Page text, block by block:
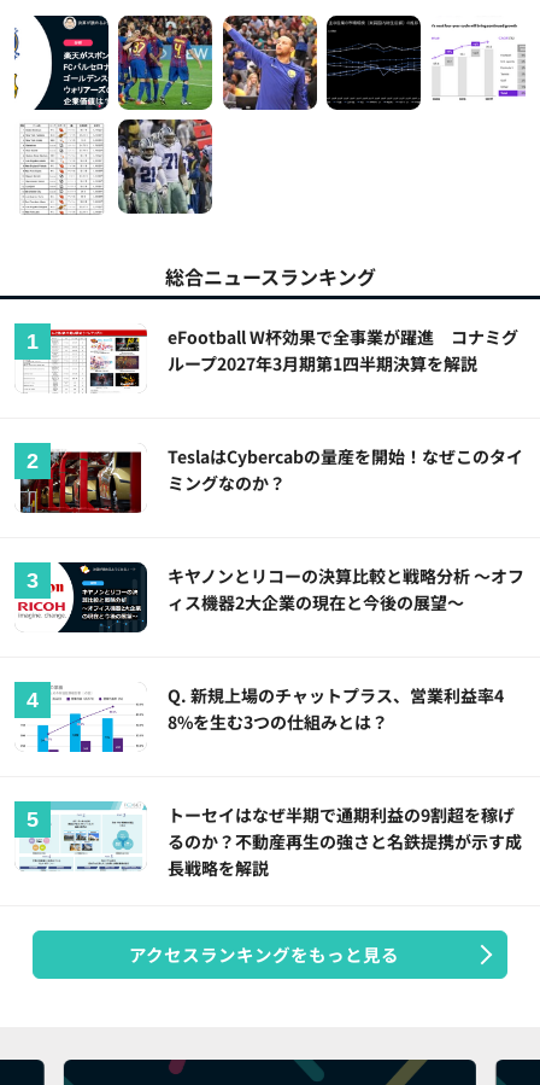
総合ニュースランキング
eFootball W杯効果で全事業が躍進 コナミグ
ループ2027年3月期第1四半期決算を解説
TeslaはCybercabの量産を開始！なぜこのタイ
ミングなのか？
キヤノンとリコーの決算比較と戦略分析 ～オフ
ィス機器2大企業の現在と今後の展望～
Q. 新規上場のチャットプラス、営業利益率4
8%を生む3つの仕組みとは？
トーセイはなぜ半期で通期利益の9割超を稼げ
るのか？不動産再生の強さと名鉄提携が示す成
長戦略を解説
アクセスランキングをもっと見る